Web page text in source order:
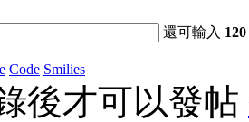
還可輸入 120
Code Smilies
後才可以發帖